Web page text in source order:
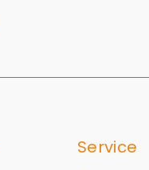
Service